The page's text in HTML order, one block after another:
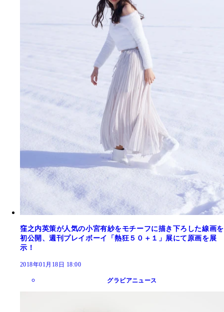
窪之内英策が人気の小宮有紗をモチーフに描き下ろした線画を
初公開、週刊プレイボーイ「熱狂５０＋１」展にて原画を展
示！
2018年01月18日 18:00
グラビアニュース